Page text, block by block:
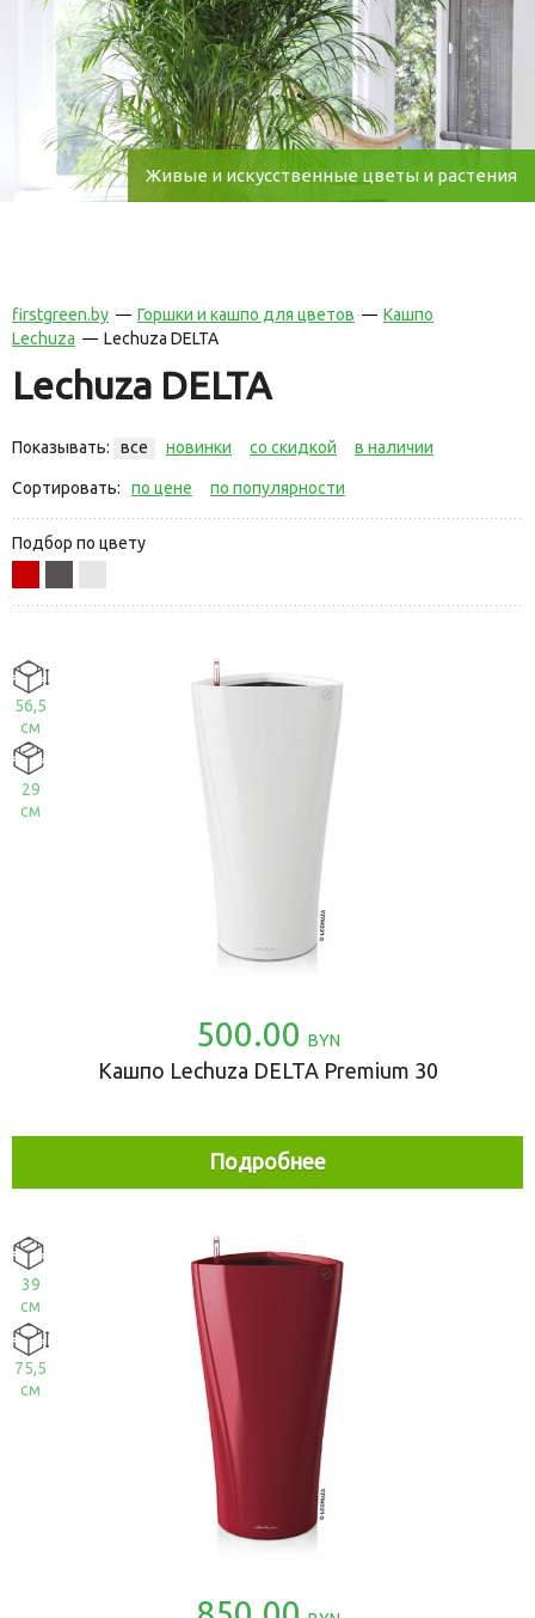
Живые и искусственные цветы и растения
firstgreen.by Горшки и кашпо для цветов
Кашпо
Lechuza
Lechuza DELTA
Lechuza DELTA
Показывать: все новинки со скидкой в наличии
Сортировать: по цене по популярности
Подбор по цвету
56,5
см
29
см
500.00 BYN
Кашпо Lechuza DELTA Premium 30
Подробнее
39
см
75,5
см